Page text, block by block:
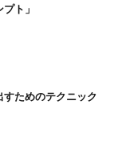
ト」
ためのテクニック